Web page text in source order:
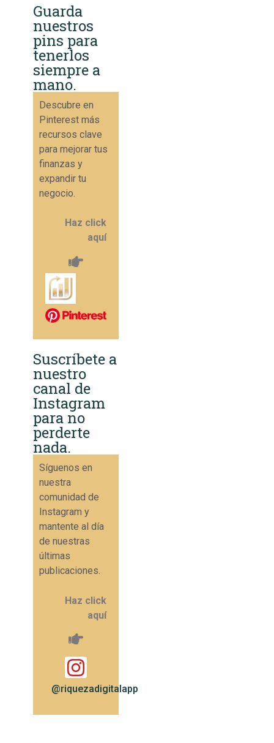
Guarda
nuestros
pins para
tenerlos
siempre a
mano.
Descubre en
Pinterest más
recursos clave
para mejorar tus
finanzas y
expandir tu
negocio.
Haz click
aquí
Suscríbete a
nuestro
canal de
Instagram
para no
perderte
nada.
Síguenos en
nuestra
comunidad de
Instagram y
mantente al día
de nuestras
últimas
publicaciones.
Haz click
aquí
@riquezadigitalapp